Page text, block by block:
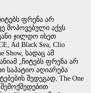
ფრენა არ
მოპოვებული აქვს
ჯილდო ისეთ
Ad Black Sea, Clio
Show, სადაც ამ
„ჩიტებს ფრენა არ
საპატიო აღიარება
შედეგად, The One